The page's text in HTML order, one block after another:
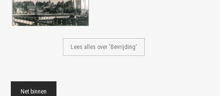
Lees alles over 'Bevrijding'
Net binnen